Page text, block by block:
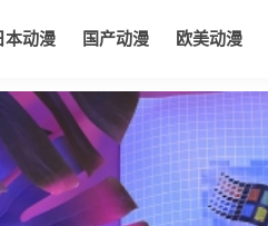
本动漫 国产动漫 欧美动漫
美动漫 动漫电影 动态漫画